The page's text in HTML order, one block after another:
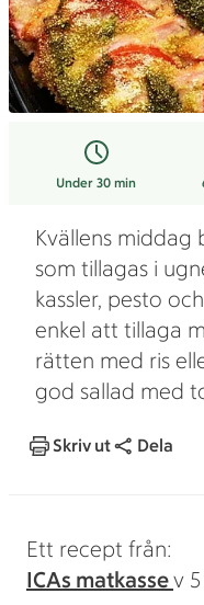
Under 30 min
Kvällens middag
som tillagas i
kassler, pesto
enkel att tillaga
rätten med ris
god sallad med
Skriv ut Dela
Ett recept från:
ICAs matkassev